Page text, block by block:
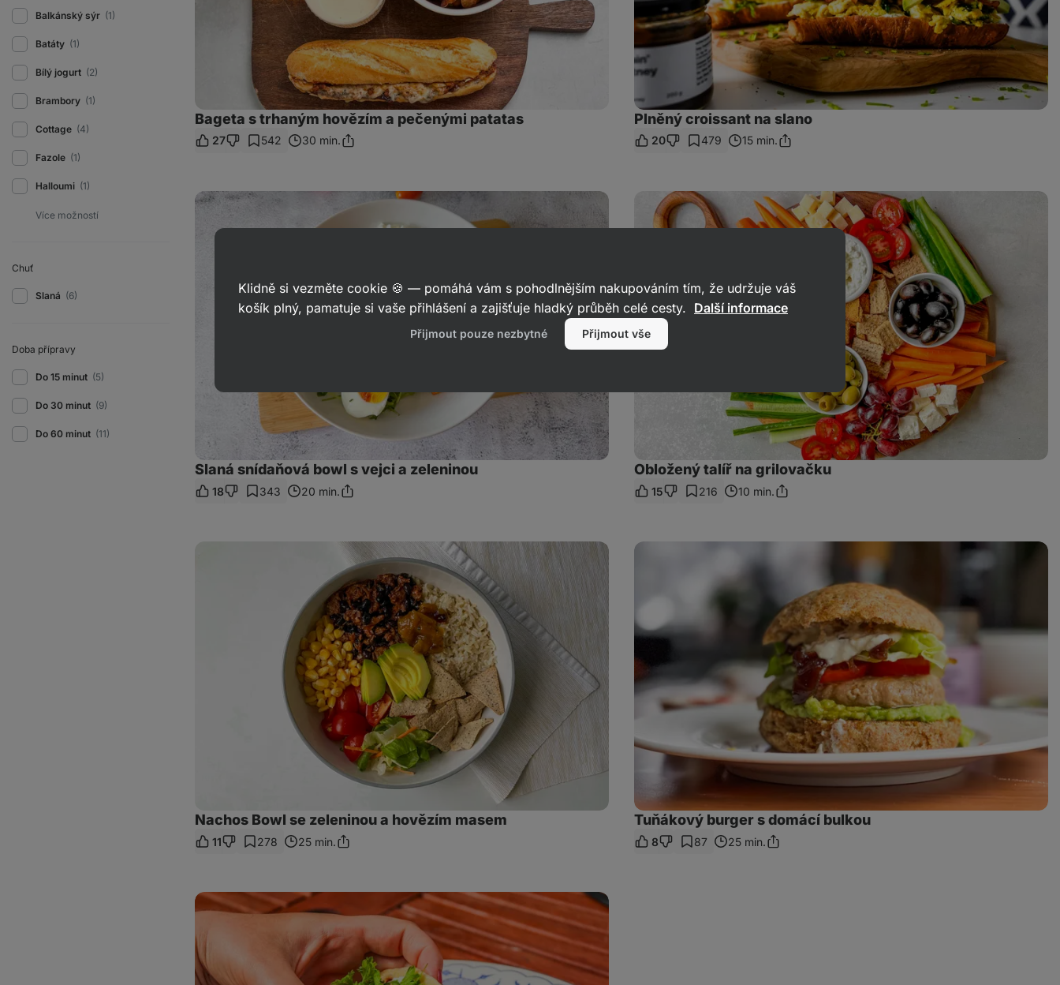
Balkánský sýr (1)
Batáty (1)
Bílý jogurt (2)
Brambory (1)
Cottage (4)
Fazole (1)
Halloumi (1)
Chuť
Slaná (6)
Doba přípravy
Do 15 minut (5)
Do 30 minut (9)
Do 60 minut (11)
Bageta s trhaným hovězím a pečenými patatas
27 542 30 min.Sdílet
Plněný croissant na slano
20 479 15 min.Sdílet
Slaná
snídaňová
Slaná snídaňová bowl s vejci a zeleninou
18 343 20 min.Sdílet
Obložený
grilovačku
Obložený talíř na grilovačku
15 216 10 min.Sdílet
Nachos Bowl se zeleninou a hovězím masem
11 278 25 min.Sdílet
Tuňákový
Tuňákový burger s domácí bulkou
8 87 25 min.Sdílet
Halloumi
tacos
omáčkou
Klidně si vezměte cookie 🍪 — pomáhá vám s pohodlnějším nakupováním tím, že udržuje váš
košík plný, pamatuje si vaše přihlášení a zajišťuje hladký průběh celé cesty. Další informace
Přijmout pouze nezbytné Přijmout vše